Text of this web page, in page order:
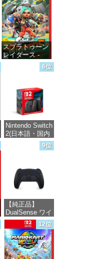
スプラトゥーン
レイダース -
6位
Nintendo Switch
2(日本語・国内
9位
【純正品】
DualSense ワイ
ヤレスコントロ
ーラー ミッド
ナイト ブラッ
ク(CFI-
ZCT2J01)
12位